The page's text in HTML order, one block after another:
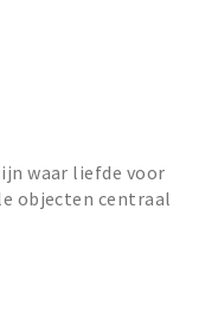
waar liefde voor
objecten centraal